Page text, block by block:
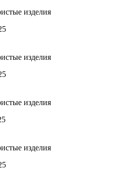
изделия
изделия
изделия
изделия